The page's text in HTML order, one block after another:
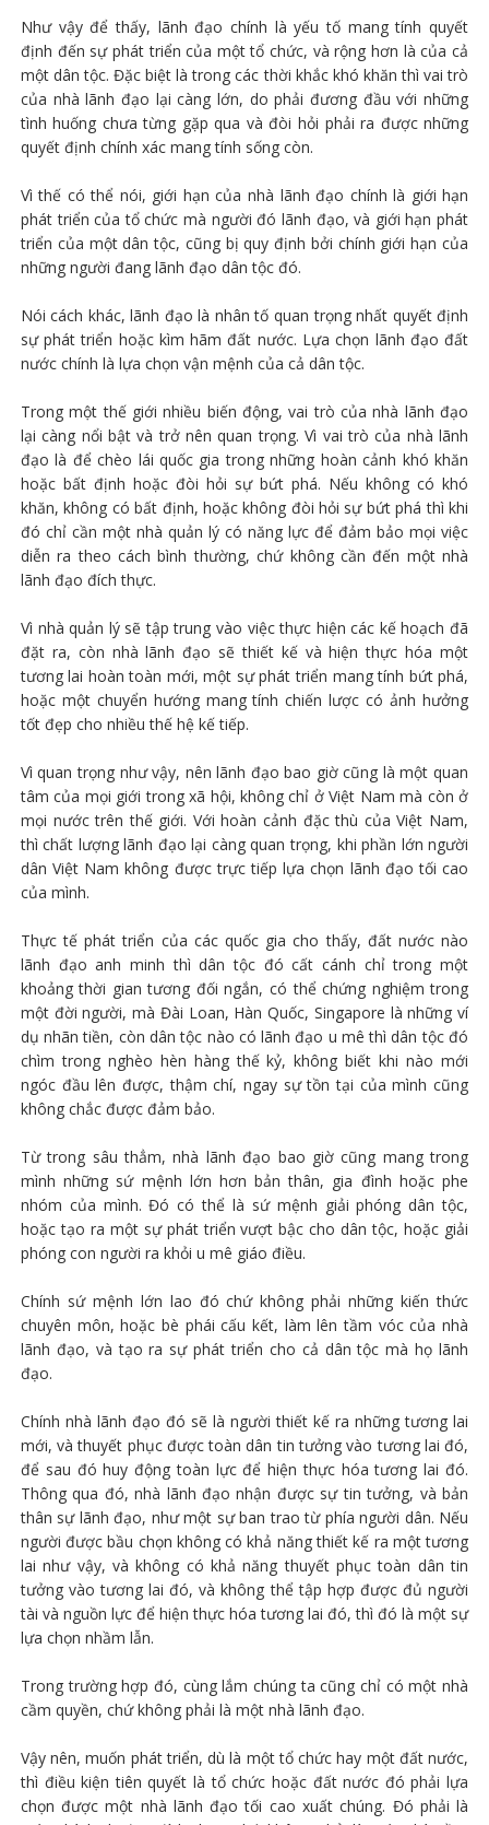
Như vậy để thấy, lãnh đạo chính là yếu tố mang tính quyết
định đến sự phát triển của một tổ chức, và rộng hơn là của cả
một dân tộc. Đặc biệt là trong các thời khắc khó khăn thì vai trò
của nhà lãnh đạo lại càng lớn, do phải đương đầu với những
tình huống chưa từng gặp qua và đòi hỏi phải ra được những
quyết định chính xác mang tính sống còn.
Vì thế có thể nói, giới hạn của nhà lãnh đạo chính là giới hạn
phát triển của tổ chức mà người đó lãnh đạo, và giới hạn phát
triển của một dân tộc, cũng bị quy định bởi chính giới hạn của
những người đang lãnh đạo dân tộc đó.
Nói cách khác, lãnh đạo là nhân tố quan trọng nhất quyết định
sự phát triển hoặc kìm hãm đất nước. Lựa chọn lãnh đạo đất
nước chính là lựa chọn vận mệnh của cả dân tộc.
Trong một thế giới nhiều biến động, vai trò của nhà lãnh đạo
lại càng nổi bật và trở nên quan trọng. Vì vai trò của nhà lãnh
đạo là để chèo lái quốc gia trong những hoàn cảnh khó khăn
hoặc bất định hoặc đòi hỏi sự bứt phá. Nếu không có khó
khăn, không có bất định, hoặc không đòi hỏi sự bứt phá thì khi
đó chỉ cần một nhà quản lý có năng lực để đảm bảo mọi việc
diễn ra theo cách bình thường, chứ không cần đến một nhà
lãnh đạo đích thực.
Vì nhà quản lý sẽ tập trung vào việc thực hiện các kế hoạch đã
đặt ra, còn nhà lãnh đạo sẽ thiết kế và hiện thực hóa một
tương lai hoàn toàn mới, một sự phát triển mang tính bứt phá,
hoặc một chuyển hướng mang tính chiến lược có ảnh hưởng
tốt đẹp cho nhiều thế hệ kế tiếp.
Vì quan trọng như vậy, nên lãnh đạo bao giờ cũng là một quan
tâm của mọi giới trong xã hội, không chỉ ở Việt Nam mà còn ở
mọi nước trên thế giới. Với hoàn cảnh đặc thù của Việt Nam,
thì chất lượng lãnh đạo lại càng quan trọng, khi phần lớn người
dân Việt Nam không được trực tiếp lựa chọn lãnh đạo tối cao
của mình.
Thực tế phát triển của các quốc gia cho thấy, đất nước nào
lãnh đạo anh minh thì dân tộc đó cất cánh chỉ trong một
khoảng thời gian tương đối ngắn, có thể chứng nghiệm trong
một đời người, mà Đài Loan, Hàn Quốc, Singapore là những ví
dụ nhãn tiền, còn dân tộc nào có lãnh đạo u mê thì dân tộc đó
chìm trong nghèo hèn hàng thế kỷ, không biết khi nào mới
ngóc đầu lên được, thậm chí, ngay sự tồn tại của mình cũng
không chắc được đảm bảo.
Từ trong sâu thẳm, nhà lãnh đạo bao giờ cũng mang trong
mình những sứ mệnh lớn hơn bản thân, gia đình hoặc phe
nhóm của mình. Đó có thể là sứ mệnh giải phóng dân tộc,
hoặc tạo ra một sự phát triển vượt bậc cho dân tộc, hoặc giải
phóng con người ra khỏi u mê giáo điều.
Chính sứ mệnh lớn lao đó chứ không phải những kiến thức
chuyên môn, hoặc bè phái cấu kết, làm lên tầm vóc của nhà
lãnh đạo, và tạo ra sự phát triển cho cả dân tộc mà họ lãnh
đạo.
Chính nhà lãnh đạo đó sẽ là người thiết kế ra những tương lai
mới, và thuyết phục được toàn dân tin tưởng vào tương lai đó,
để sau đó huy động toàn lực để hiện thực hóa tương lai đó.
Thông qua đó, nhà lãnh đạo nhận được sự tin tưởng, và bản
thân sự lãnh đạo, như một sự ban trao từ phía người dân. Nếu
người được bầu chọn không có khả năng thiết kế ra một tương
lai như vậy, và không có khả năng thuyết phục toàn dân tin
tưởng vào tương lai đó, và không thể tập hợp được đủ người
tài và nguồn lực để hiện thực hóa tương lai đó, thì đó là một sự
lựa chọn nhầm lẫn.
Trong trường hợp đó, cùng lắm chúng ta cũng chỉ có một nhà
cầm quyền, chứ không phải là một nhà lãnh đạo.
Vậy nên, muốn phát triển, dù là một tổ chức hay một đất nước,
thì điều kiện tiên quyết là tổ chức hoặc đất nước đó phải lựa
chọn được một nhà lãnh đạo tối cao xuất chúng. Đó phải là